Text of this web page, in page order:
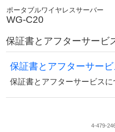
ポータブルワイヤレスサーバー
WG-C20
保証書とアフターサービ
保証書とアフターサービ
保証書とアフターサービスに
4-479-